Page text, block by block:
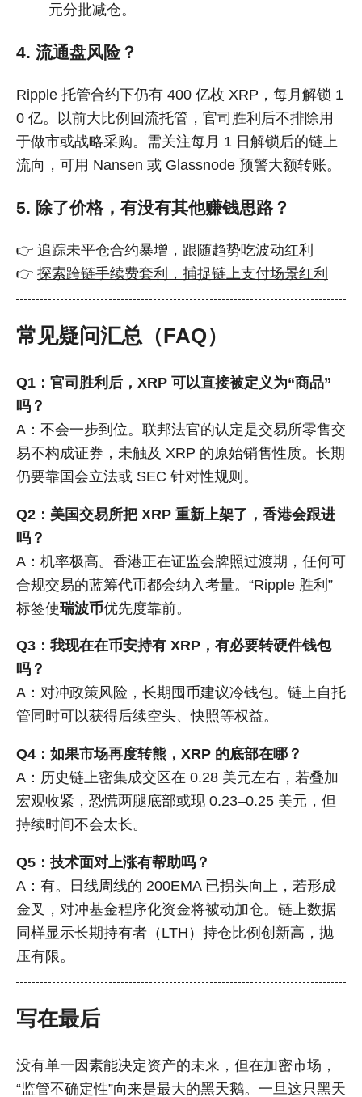
元分批减仓。
4. 流通盘风险？
Ripple 托管合约下仍有 400 亿枚 XRP，每月解锁 1
0 亿。以前大比例回流托管，官司胜利后不排除用
于做市或战略采购。需关注每月 1 日解锁后的链上
流向，可用 Nansen 或 Glassnode 预警大额转账。
5. 除了价格，有没有其他赚钱思路？
👉 追踪未平仓合约暴增，跟随趋势吃波动红利
👉 探索跨链手续费套利，捕捉链上支付场景红利
常见疑问汇总（FAQ）
Q1：官司胜利后，XRP 可以直接被定义为“商品”
吗？
A：不会一步到位。联邦法官的认定是交易所零售交
易不构成证券，未触及 XRP 的原始销售性质。长期
仍要靠国会立法或 SEC 针对性规则。
Q2：美国交易所把 XRP 重新上架了，香港会跟进
吗？
A：机率极高。香港正在证监会牌照过渡期，任何可
合规交易的蓝筹代币都会纳入考量。“Ripple 胜利”
标签使瑞波币优先度靠前。
Q3：我现在在币安持有 XRP，有必要转硬件钱包
吗？
A：对冲政策风险，长期囤币建议冷钱包。链上自托
管同时可以获得后续空头、快照等权益。
Q4：如果市场再度转熊，XRP 的底部在哪？
A：历史链上密集成交区在 0.28 美元左右，若叠加
宏观收紧，恐慌两腿底部或现 0.23–0.25 美元，但
持续时间不会太长。
Q5：技术面对上涨有帮助吗？
A：有。日线周线的 200EMA 已拐头向上，若形成
金叉，对冲基金程序化资金将被动加仓。链上数据
同样显示长期持有者（LTH）持仓比例创新高，抛
压有限。
写在最后
没有单一因素能决定资产的未来，但在加密市场，
“监管不确定性”向来是最大的黑天鹅。一旦这只黑天